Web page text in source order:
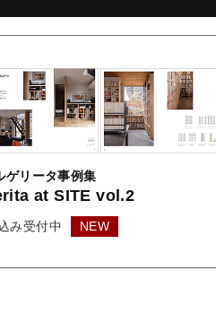
ゲリータ事例集
at SITE vol.2
み受付中 NEW